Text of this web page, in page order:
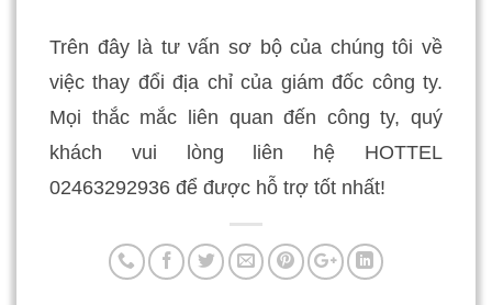
Trên đây là tư vấn sơ bộ của chúng tôi về
việc thay đổi địa chỉ của giám đốc công ty.
Mọi thắc mắc liên quan đến công ty, quý
khách vui lòng liên hệ HOTTEL
02463292936 để được hỗ trợ tốt nhất!